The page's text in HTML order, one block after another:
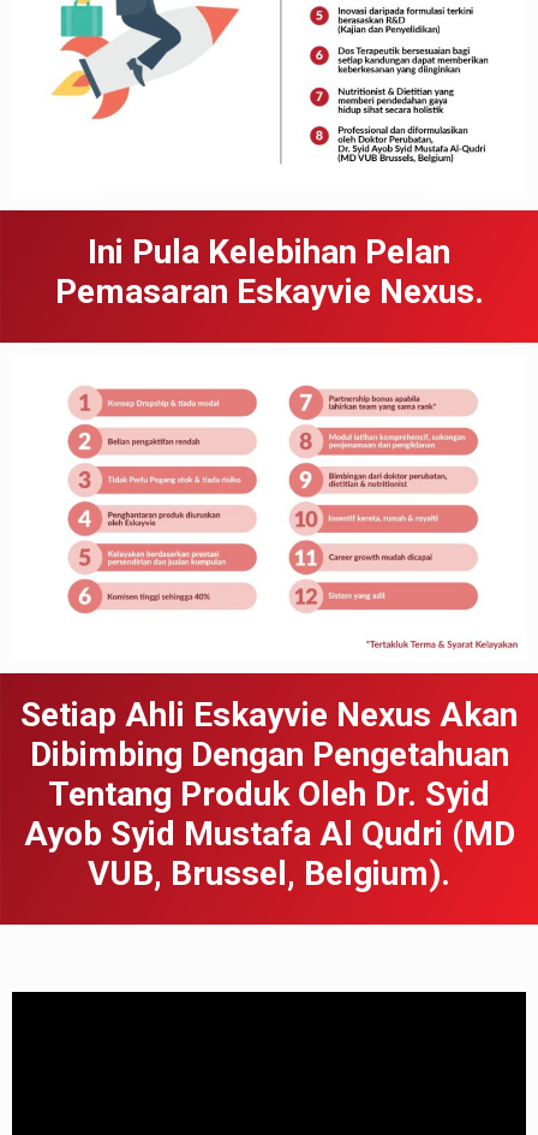
Ini Pula Kelebihan Pelan
Pemasaran Eskayvie Nexus.
Setiap Ahli Eskayvie Nexus Akan
Dibimbing Dengan Pengetahuan
Tentang Produk Oleh Dr. Syid
Ayob Syid Mustafa Al Qudri (MD
VUB, Brussel, Belgium).